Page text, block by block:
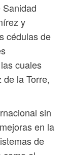
y
cédulas de
cuales
la Torre,
sin
en la
de